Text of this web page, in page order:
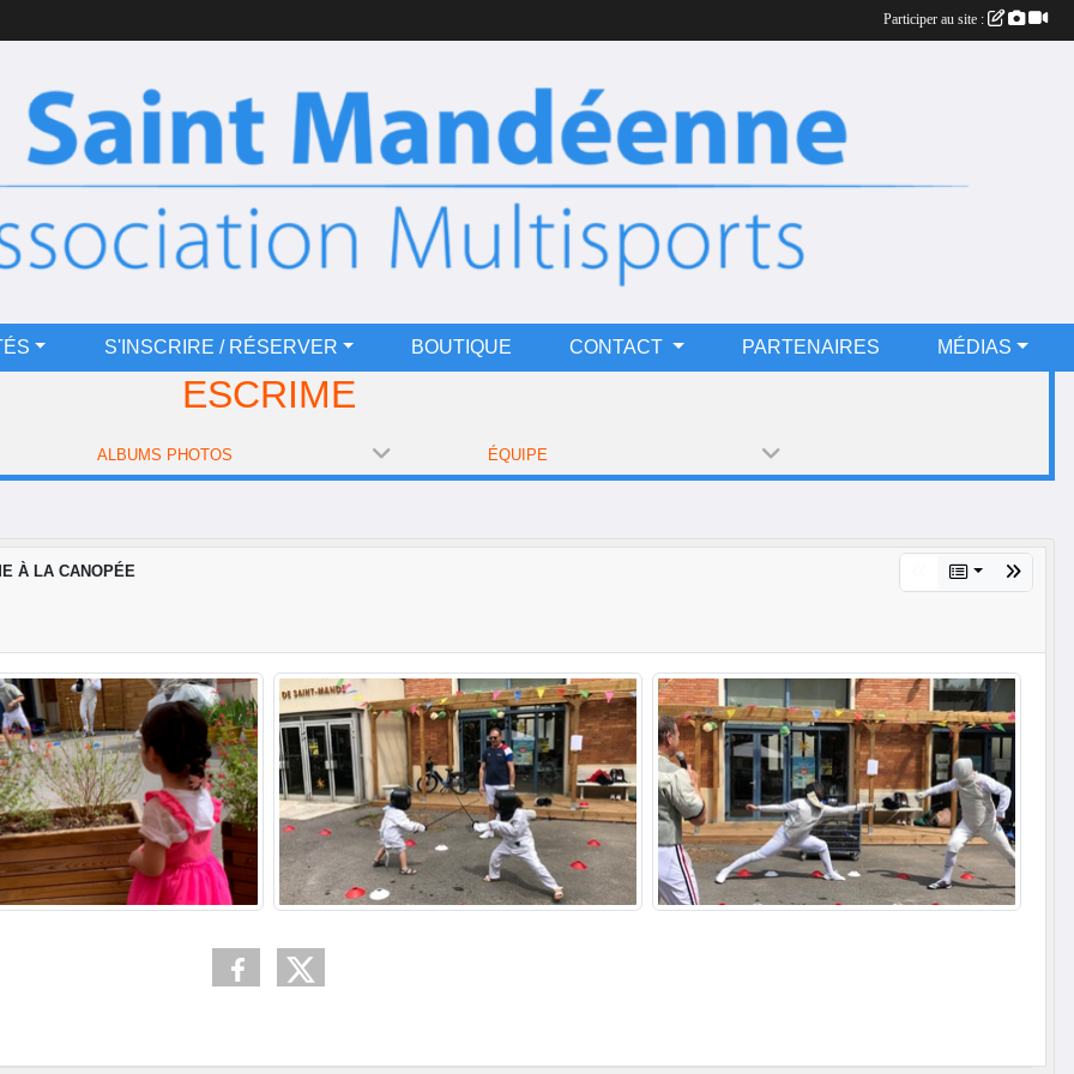
S'INSCRIRE / RÉSERVER BOUTIQUE CONTACT PARTENAIRES MÉDIAS
ESCRIME
ALBUMS PHOTOS ÉQUIPE
À LA CANOPÉE
Participer au site :